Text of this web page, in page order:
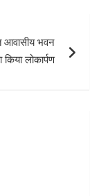
आवासीय भवन
किया लोकार्पण